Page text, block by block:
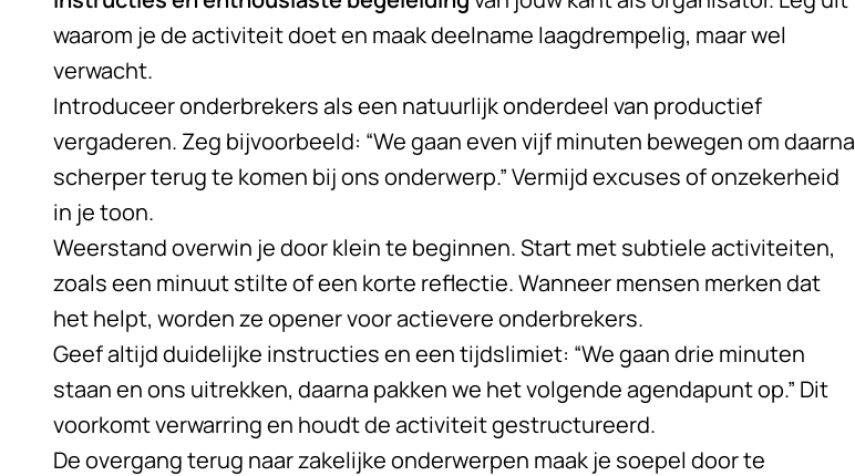
waarom je de activiteit doet en maak deelname laagdrempelig, maar wel
verwacht.
Introduceer onderbrekers als een natuurlijk onderdeel van productief
vergaderen. Zeg bijvoorbeeld: “We gaan even vijf minuten bewegen om daarna
scherper terug te komen bij ons onderwerp.” Vermijd excuses of onzekerheid
in je toon.
Weerstand overwin je door klein te beginnen. Start met subtiele activiteiten,
zoals een minuut stilte of een korte reflectie. Wanneer mensen merken dat
het helpt, worden ze opener voor actievere onderbrekers.
Geef altijd duidelijke instructies en een tijdslimiet: “We gaan drie minuten
staan en ons uitrekken, daarna pakken we het volgende agendapunt op.” Dit
voorkomt verwarring en houdt de activiteit gestructureerd.
De overgang terug naar zakelijke onderwerpen maak je soepel door te